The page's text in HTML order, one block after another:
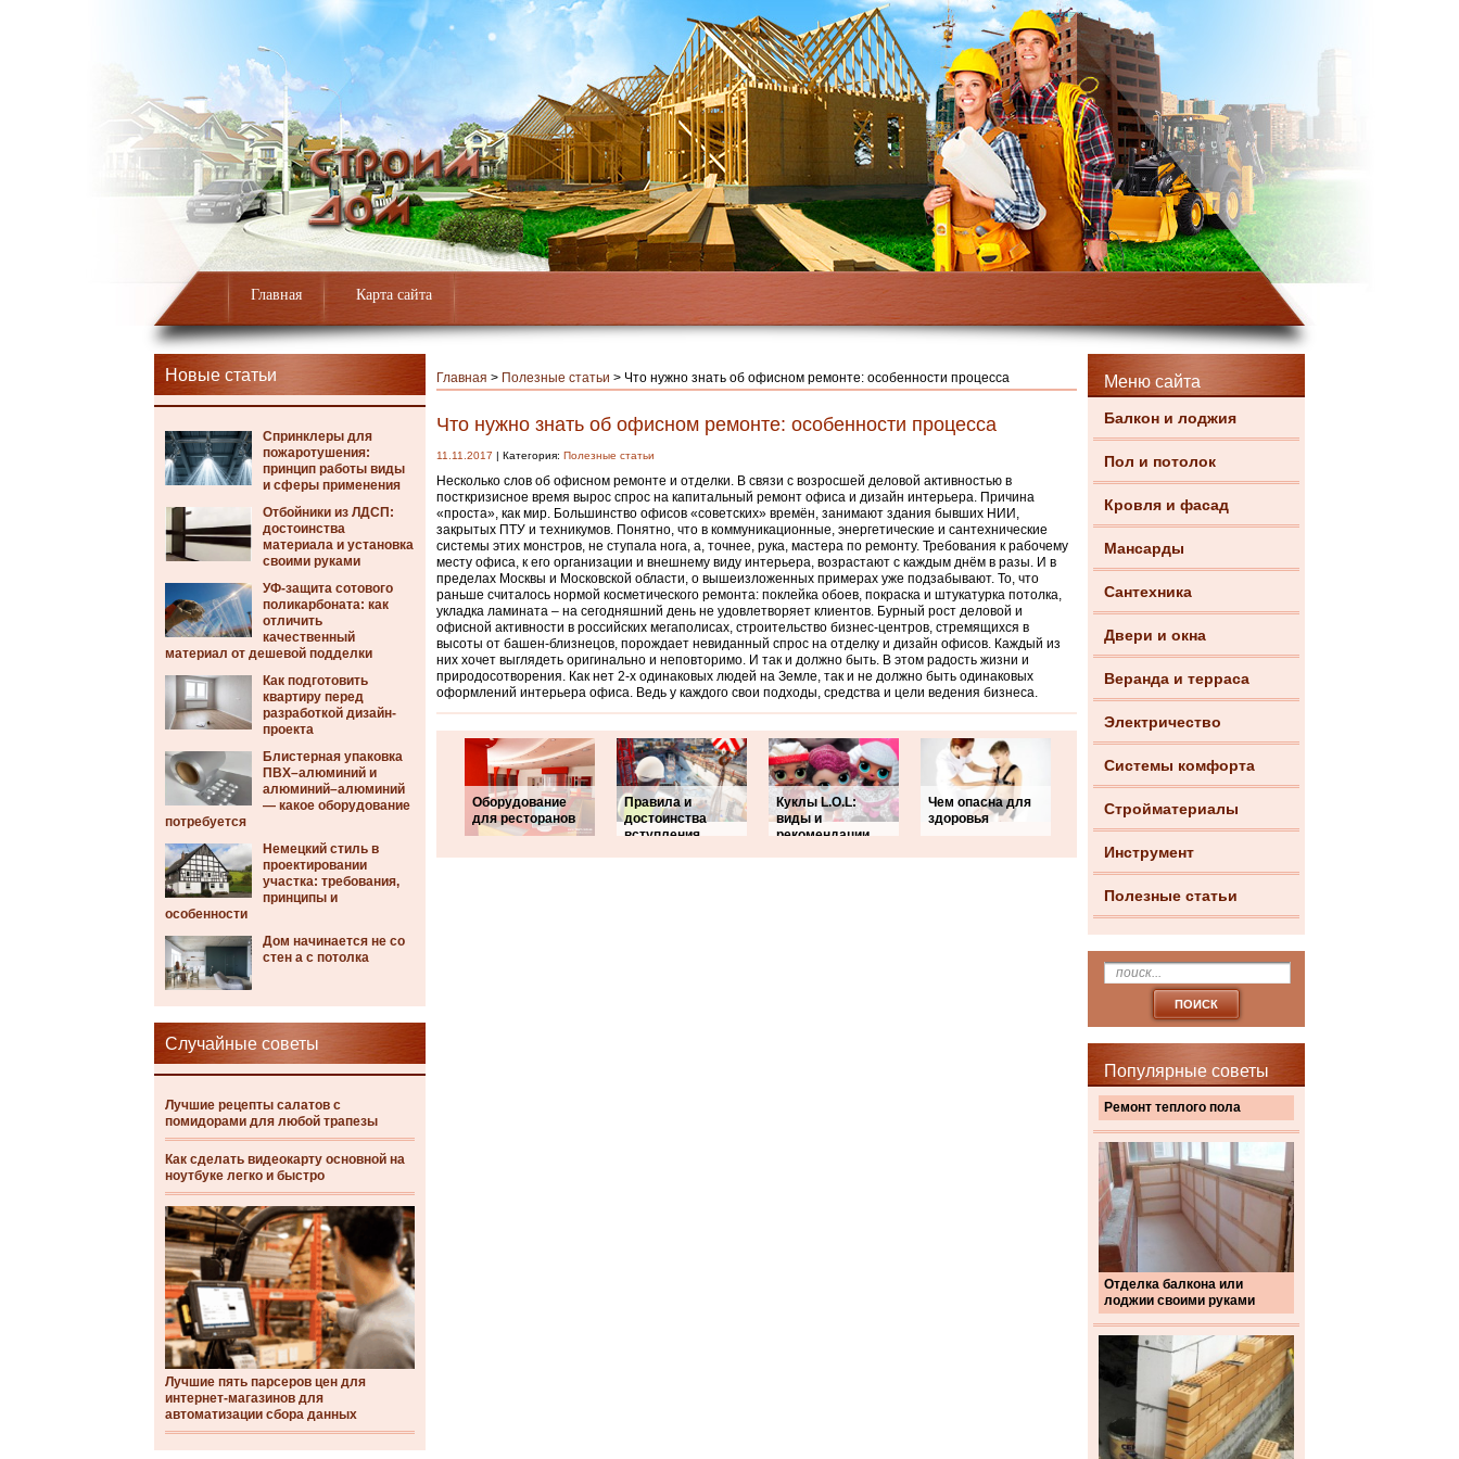
Главная Карта сайта
Новые статьи
Спринклеры для
пожаротушения:
принцип работы виды
и сферы применения
Отбойники из ЛДСП:
достоинства
материала и установка
своими руками
УФ-защита сотового
поликарбоната: как
отличить
качественный
материал от дешевой подделки
Как подготовить
квартиру перед
разработкой дизайн-
проекта
Блистерная упаковка
ПВХ–алюминий и
алюминий–алюминий
— какое оборудование
потребуется
Немецкий стиль в
проектировании
участка: требования,
принципы и
особенности
Дом начинается не со
стен а с потолка
Случайные советы
Лучшие рецепты салатов с
помидорами для любой трапезы
Как сделать видеокарту основной на
ноутбуке легко и быстро
Лучшие пять парсеров цен для
интернет-магазинов для
автоматизации сбора данных
Меню сайта
Балкон и лоджия
Пол и потолок
Кровля и фасад
Мансарды
Сантехника
Двери и окна
Веранда и терраса
Электричество
Системы комфорта
Стройматериалы
Инструмент
Полезные статьи
Популярные советы
Ремонт теплого пола
Отделка балкона или
лоджии своими руками
Главная > Полезные статьи > Что нужно знать об офисном ремонте: особенности процесса
Что нужно знать об офисном ремонте: особенности процесса
11.11.2017 | Категория: Полезные статьи
Несколько слов об офисном ремонте и отделки. В связи с возросшей деловой активностью в
посткризисное время вырос спрос на капитальный ремонт офиса и дизайн интерьера. Причина
«проста», как мир. Большинство офисов «советских» времён, занимают здания бывших НИИ,
закрытых ПТУ и техникумов. Понятно, что в коммуникационные, энергетические и сантехнические
системы этих монстров, не ступала нога, а, точнее, рука, мастера по ремонту. Требования к рабочему
месту офиса, к его организации и внешнему виду интерьера, возрастают с каждым днём в разы. И в
пределах Москвы и Московской области, о вышеизложенных примерах уже подзабывают. То, что
раньше считалось нормой косметического ремонта: поклейка обоев, покраска и штукатурка потолка,
укладка ламината – на сегодняшний день не удовлетворяет клиентов. Бурный рост деловой и
офисной активности в российских мегаполисах, строительство бизнес-центров, стремящихся в
высоты от башен-близнецов, порождает невиданный спрос на отделку и дизайн офисов. Каждый из
них хочет выглядеть оригинально и неповторимо. И так и должно быть. В этом радость жизни и
природосотворения. Как нет 2-х одинаковых людей на Земле, так и не должно быть одинаковых
оформлений интерьера офиса. Ведь у каждого свои подходы, средства и цели ведения бизнеса.
Оборудование
для ресторанов
Правила и
достоинства
вступления
Куклы L.O.L:
виды и
рекомендации
Чем опасна для
здоровья